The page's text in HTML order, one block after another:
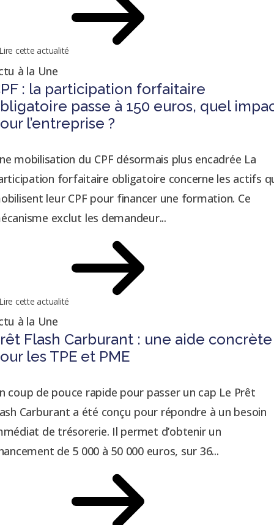
cette actualité
à la Une
: la participation forfaitaire
passe à 150 euros, quel
l’entreprise ?
mobilisation du CPF désormais plus encadrée La
forfaitaire obligatoire concerne les actifs
leur CPF pour financer une formation. Ce
exclut les demandeur...
cette actualité
à la Une
Flash Carburant : une aide concrète
les TPE et PME
coup de pouce rapide pour passer un cap Le Prêt
Carburant a été conçu pour répondre à un besoin
de trésorerie. Il permet d’obtenir un
de 5 000 à 50 000 euros, sur 36...